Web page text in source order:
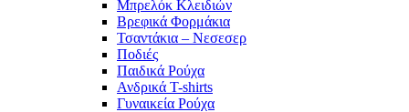
Μπρελόκ Κλειδιών
Βρεφικά Φορμάκια
Τσαντάκια – Νεσεσερ
Ποδιές
Παιδικά Ρούχα
Ανδρικά T-shirts
Γυναικεία Ρούχα